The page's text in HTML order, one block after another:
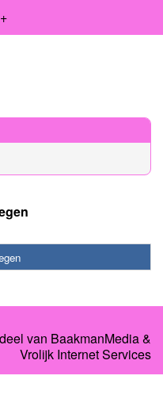
van BaakmanMedia&
Vrolijk Internet Services